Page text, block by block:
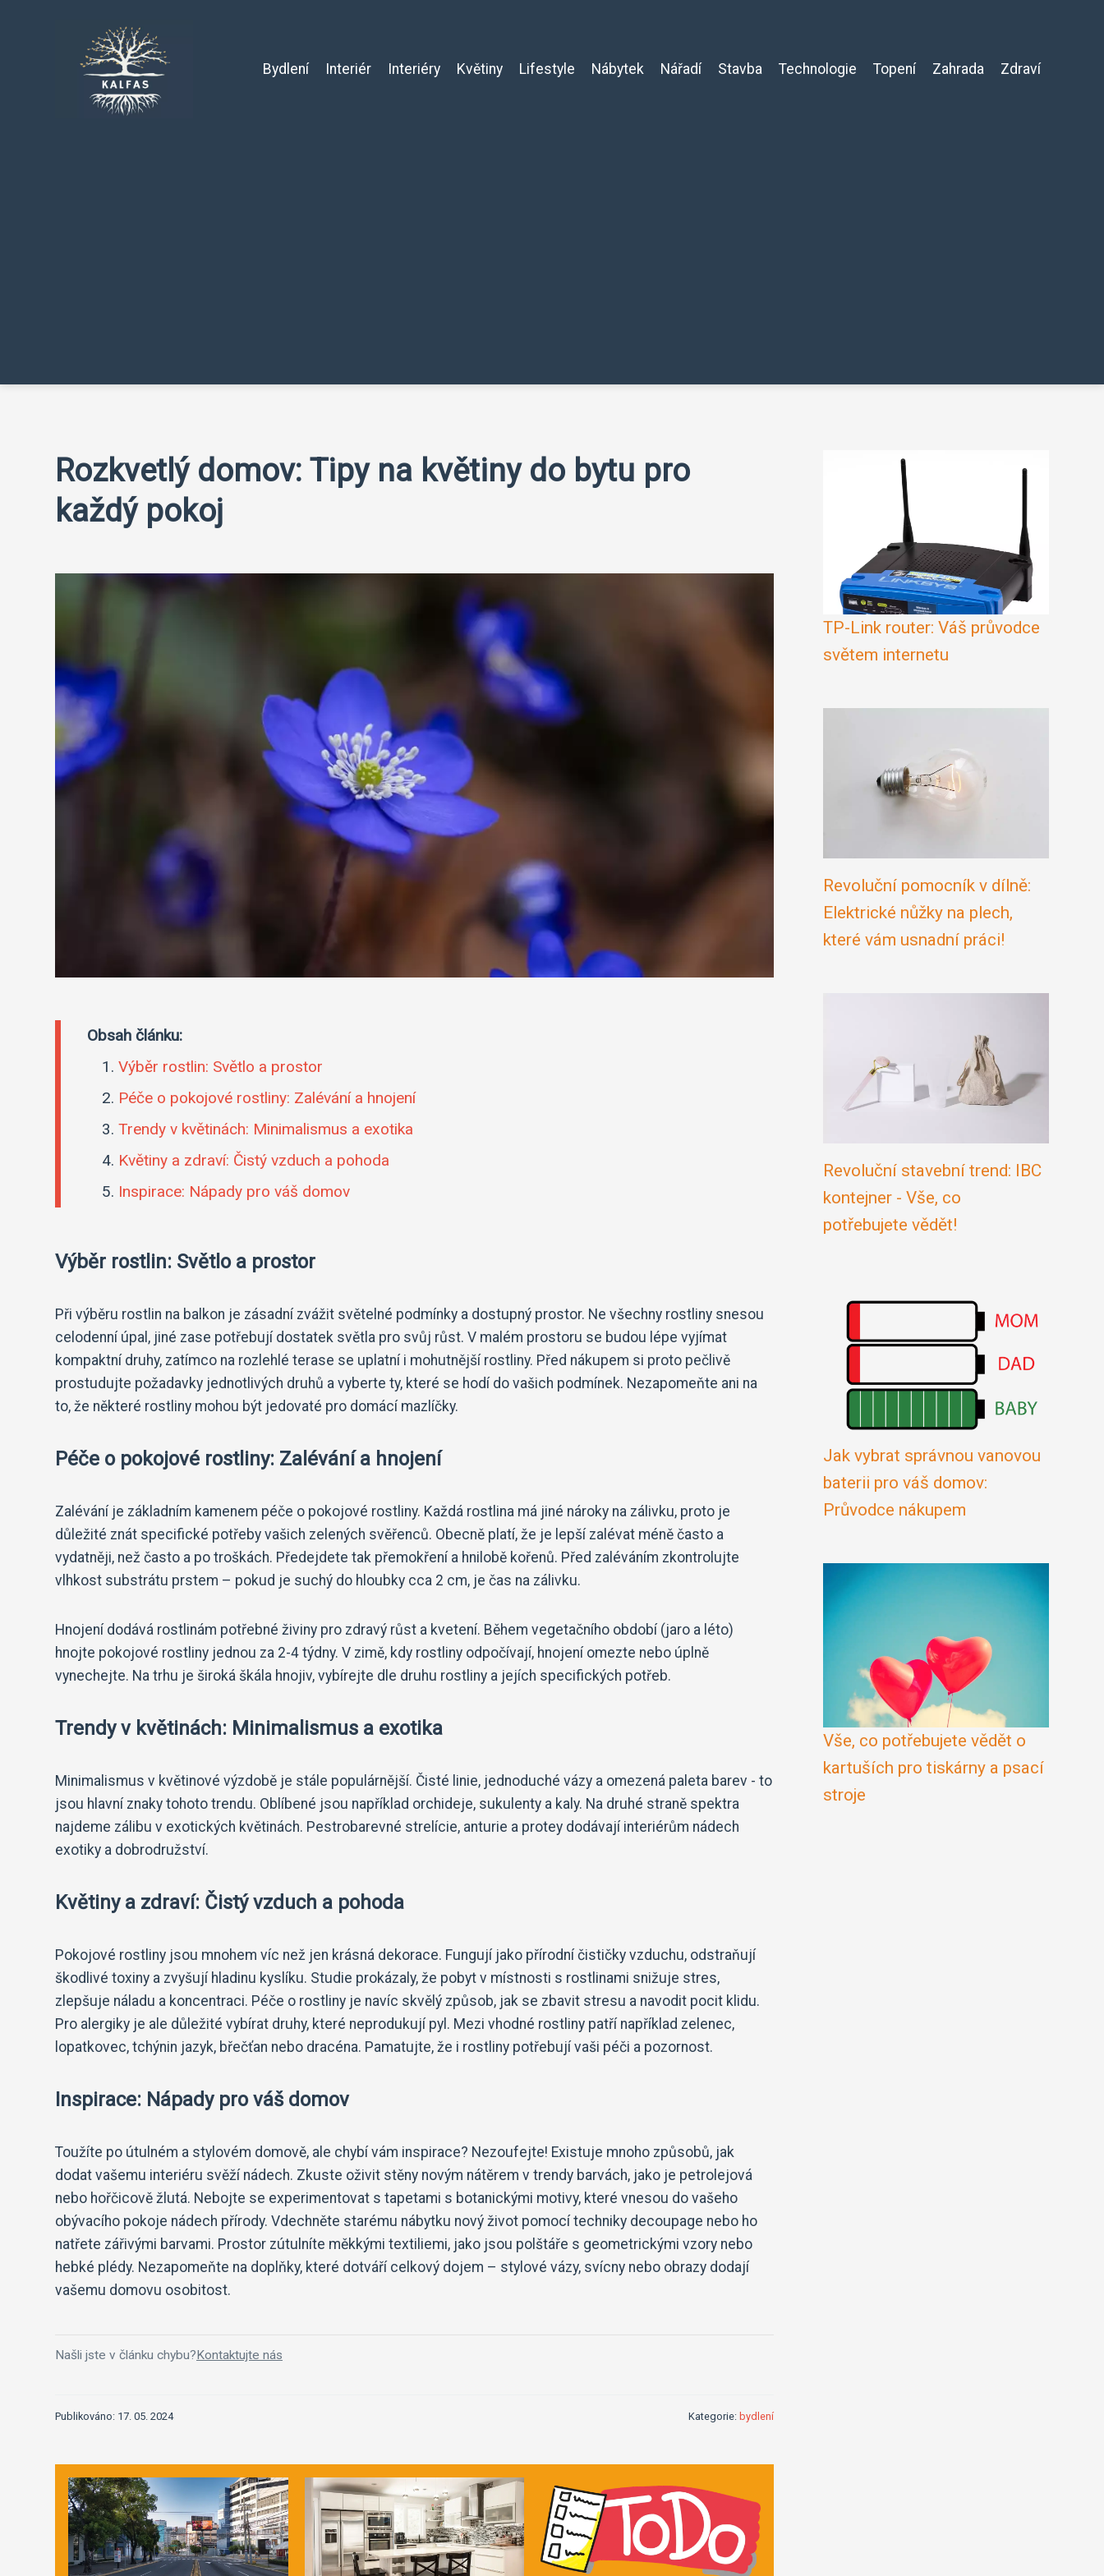
Bydlení Interiér Interiéry Květiny Lifestyle Nábytek Nářadí Stavba Technologie Topení Zahrada Zdraví
Rozkvetlý domov: Tipy na květiny do bytu pro
každý pokoj
Obsah článku:
Výběr rostlin: Světlo a prostor
Péče o pokojové rostliny: Zalévání a hnojení
Trendy v květinách: Minimalismus a exotika
Květiny a zdraví: Čistý vzduch a pohoda
Inspirace: Nápady pro váš domov
Výběr rostlin: Světlo a prostor
Při výběru rostlin na balkon je zásadní zvážit světelné podmínky a dostupný prostor. Ne všechny rostliny snesou
celodenní úpal, jiné zase potřebují dostatek světla pro svůj růst. V malém prostoru se budou lépe vyjímat
kompaktní druhy, zatímco na rozlehlé terase se uplatní i mohutnější rostliny. Před nákupem si proto pečlivě
prostudujte požadavky jednotlivých druhů a vyberte ty, které se hodí do vašich podmínek. Nezapomeňte ani na
to, že některé rostliny mohou být jedovaté pro domácí mazlíčky.
Péče o pokojové rostliny: Zalévání a hnojení
Zalévání je základním kamenem péče o pokojové rostliny. Každá rostlina má jiné nároky na zálivku, proto je
důležité znát specifické potřeby vašich zelených svěřenců. Obecně platí, že je lepší zalévat méně často a
vydatněji, než často a po troškách. Předejdete tak přemokření a hnilobě kořenů. Před zaléváním zkontrolujte
vlhkost substrátu prstem – pokud je suchý do hloubky cca 2 cm, je čas na zálivku.
Hnojení dodává rostlinám potřebné živiny pro zdravý růst a kvetení. Během vegetačního období (jaro a léto)
hnojte pokojové rostliny jednou za 2-4 týdny. V zimě, kdy rostliny odpočívají, hnojení omezte nebo úplně
vynechejte. Na trhu je široká škála hnojiv, vybírejte dle druhu rostliny a jejích specifických potřeb.
Trendy v květinách: Minimalismus a exotika
Minimalismus v květinové výzdobě je stále populárnější. Čisté linie, jednoduché vázy a omezená paleta barev - to
jsou hlavní znaky tohoto trendu. Oblíbené jsou například orchideje, sukulenty a kaly. Na druhé straně spektra
najdeme zálibu v exotických květinách. Pestrobarevné strelície, anturie a protey dodávají interiérům nádech
exotiky a dobrodružství.
Květiny a zdraví: Čistý vzduch a pohoda
Pokojové rostliny jsou mnohem víc než jen krásná dekorace. Fungují jako přírodní čističky vzduchu, odstraňují
škodlivé toxiny a zvyšují hladinu kyslíku. Studie prokázaly, že pobyt v místnosti s rostlinami snižuje stres,
zlepšuje náladu a koncentraci. Péče o rostliny je navíc skvělý způsob, jak se zbavit stresu a navodit pocit klidu.
Pro alergiky je ale důležité vybírat druhy, které neprodukují pyl. Mezi vhodné rostliny patří například zelenec,
lopatkovec, tchýnin jazyk, břečťan nebo dracéna. Pamatujte, že i rostliny potřebují vaši péči a pozornost.
Inspirace: Nápady pro váš domov
Toužíte po útulném a stylovém domově, ale chybí vám inspirace? Nezoufejte! Existuje mnoho způsobů, jak
dodat vašemu interiéru svěží nádech. Zkuste oživit stěny novým nátěrem v trendy barvách, jako je petrolejová
nebo hořčicově žlutá. Nebojte se experimentovat s tapetami s botanickými motivy, které vnesou do vašeho
obývacího pokoje nádech přírody. Vdechněte starému nábytku nový život pomocí techniky decoupage nebo ho
natřete zářivými barvami. Prostor zútulníte měkkými textiliemi, jako jsou polštáře s geometrickými vzory nebo
hebké plédy. Nezapomeňte na doplňky, které dotváří celkový dojem – stylové vázy, svícny nebo obrazy dodají
vašemu domovu osobitost.
Našli jste v článku chybu?Kontaktujte nás
Publikováno: 17. 05. 2024 Kategorie: bydlení
TP-Link router: Váš průvodce
světem internetu
Revoluční pomocník v dílně:
Elektrické nůžky na plech,
které vám usnadní práci!
Revoluční stavební trend: IBC
kontejner - Vše, co
potřebujete vědět!
Jak vybrat správnou vanovou
baterii pro váš domov:
Průvodce nákupem
Vše, co potřebujete vědět o
kartuších pro tiskárny a psací
stroje